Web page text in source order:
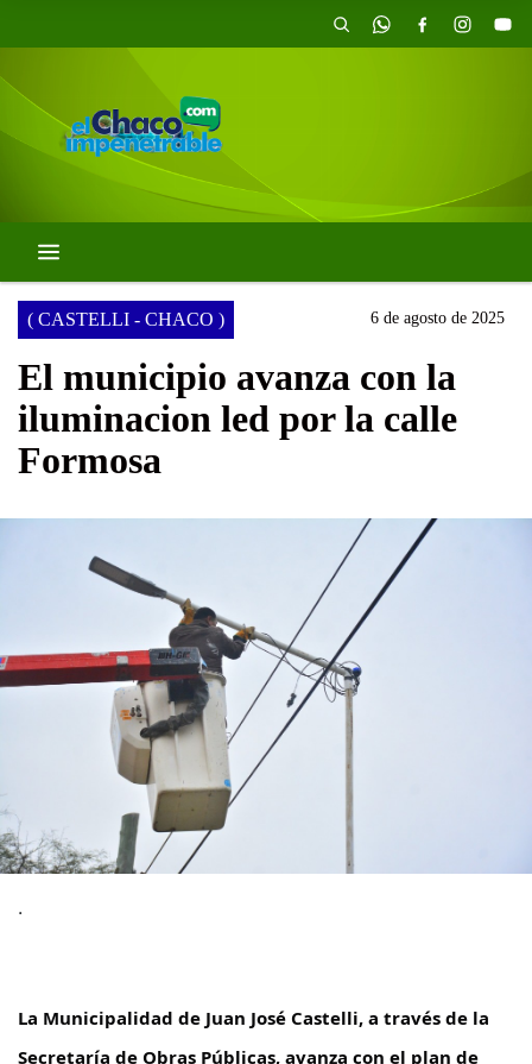
( CASTELLI - CHACO ) 6 de agosto de 2025
El municipio avanza con la
iluminacion led por la calle
Formosa
.
La Municipalidad de Juan José Castelli, a través de la
Secretaría de Obras Públicas, avanza con el plan de